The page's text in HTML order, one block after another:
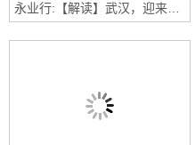
永业行:【解读】武汉，迎来租房时代